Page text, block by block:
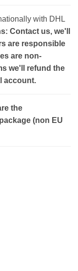
with DHL
Contact us, we'll
are responsible
are non-
we'll refund the
account.
the
(non EU